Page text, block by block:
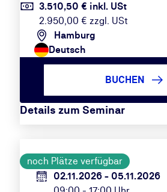
3.510,50 € inkl. USt
2.950,00 € zzgl. USt
Hamburg
Deutsch
Details zum Seminar
BUCHEN
noch Plätze verfügbar
02.11.2026 - 05.11.2026